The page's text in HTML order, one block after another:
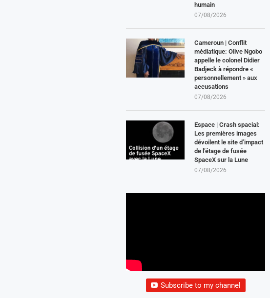
humain
07/08/2026
Cameroun | Conflit
médiatique: Olive Ngobo
appelle le colonel Didier
Badjeck à répondre «
personnellement » aux
accusations
07/08/2026
Espace | Crash spacial:
Les premières images
dévoilent le site d’impact
de l’étage de fusée
SpaceX sur la Lune
07/08/2026
Subscribe to my channel